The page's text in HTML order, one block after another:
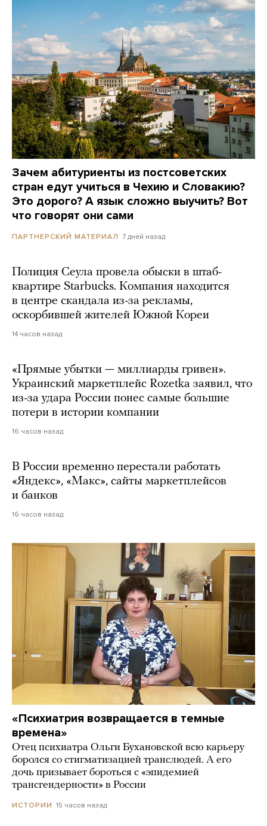
Зачем абитуриенты из постсоветских
стран едут учиться в Чехию и Словакию?
Это дорого? А язык сложно выучить? Вот
что говорят они сами
ПАРТНЕРСКИЙ МАТЕРИАЛ 7 дней назад
Полиция Сеула провела обыски в штаб-
квартире Starbucks. Компания находится
в центре скандала из-за рекламы,
оскорбившей жителей Южной Кореи
14 часов назад
«Прямые убытки — миллиарды гривен».
Украинский маркетплейс Rozetka заявил, что
из-за удара России понес самые большие
потери в истории компании
16 часов назад
В России временно перестали работать
«Яндекс», «Макс», сайты маркетплейсов
и банков
16 часов назад
«Психиатрия возвращается в темные
времена»
Отец психиатра Ольги Бухановской всю карьеру
боролся со стигматизацией транслюдей. А его
дочь призывает бороться с «эпидемией
трансгендерности» в России
ИСТОРИИ 15 часов назад